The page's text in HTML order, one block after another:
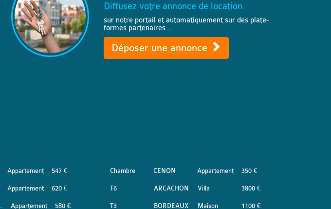
Diffusez votre annonce de location.
sur notre portail et automatiquement sur des plate-
formes partenaires...
Déposer une annonce
Appartement 547 €
Appartement 620 €
Appartement 580 €
Chambre CENON Appartement 350 €
T6 ARCACHON Villa 3800 €
T3 BORDEAUX Maison 1100 €